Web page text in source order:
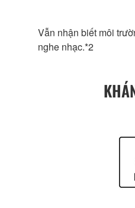
Vẫn nhận biết môi
nghe nhạc.*2